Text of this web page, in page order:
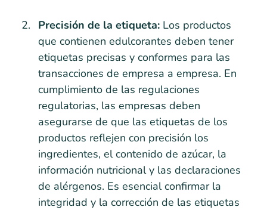
Precisión de la etiqueta: Los productos
que contienen edulcorantes deben tener
etiquetas precisas y conformes para las
transacciones de empresa a empresa. En
cumplimiento de las regulaciones
regulatorias, las empresas deben
asegurarse de que las etiquetas de los
productos reflejen con precisión los
ingredientes, el contenido de azúcar, la
información nutricional y las declaraciones
de alérgenos. Es esencial confirmar la
integridad y la corrección de las etiquetas